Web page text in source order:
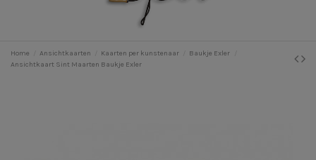
Home Ansichtkaarten Kaarten per kunstenaar
Baukje Exler
Ansichtkaart Sint Maarten Baukje Exler